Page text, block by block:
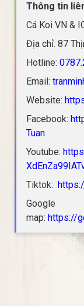
Thông tin
Cá Koi VN &
Địa chỉ: 87
Hotline:
Email:
Website:
Facebook:
Tuan
Youtube:
Tiktok:
Google
map: https://